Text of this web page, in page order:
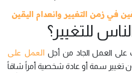
في زمن التغيير وانعدام اليقين
للتغيير؟
على العمل الجاد من أجل العمل على
تغيير سمة أو عادة شخصية أمراً شاقاً